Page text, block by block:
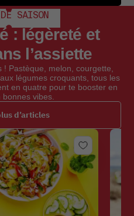
SAISON
: légèreté et
l’assiette
! Pastèque, melon, courgette,
légumes croquants, tous les
en quatre pour te booster en
vibes.
d’articles